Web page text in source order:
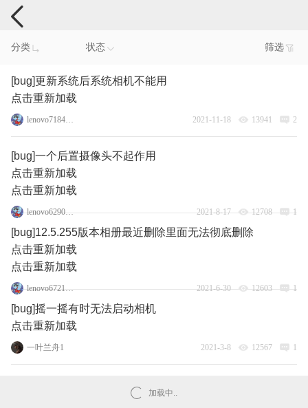
手机反馈
分类 状态 筛选
[bug]更新系统后系统相机不能用
点击重新加载
lenovo71843430 2021-11-18 13941 2
[bug]一个后置摄像头不起作用
点击重新加载
点击重新加载
lenovo62908600 2021-8-17 12708 1
[bug]12.5.255版本相册最近删除里面无法彻底删除
点击重新加载
点击重新加载
lenovo67217151 2021-6-30 12603 1
[bug]摇一摇有时无法启动相机
点击重新加载
一叶兰舟1 2021-3-8 12567 1
加载中..